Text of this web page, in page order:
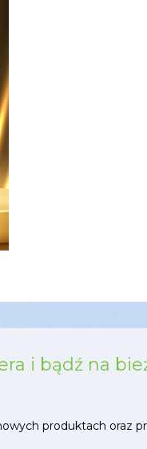
i bądź na
produktach oraz